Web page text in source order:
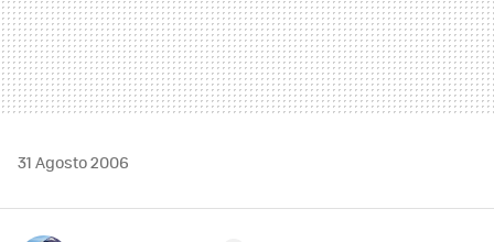
31 Agosto 2006